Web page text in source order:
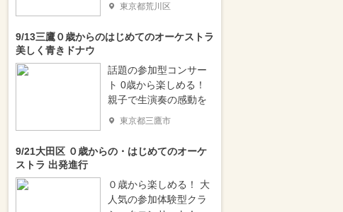
東京都荒川区
9/13三鷹０歳からのはじめてのオーケストラ
美しく青きドナウ
話題の参加型コンサー
ト 0歳から楽しめる！
親子で生演奏の感動を
東京都三鷹市
9/21大田区 ０歳からの・はじめてのオーケ
ストラ 出発進行
０歳から楽しめる！ 大
人気の参加体験型クラ